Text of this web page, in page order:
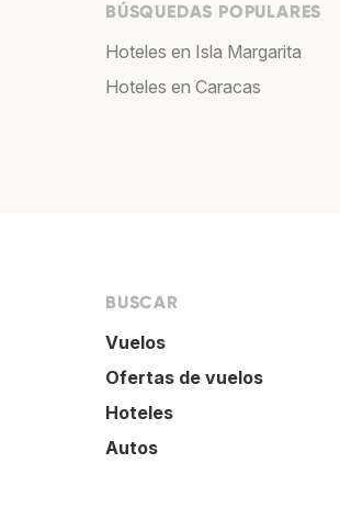
BÚSQUEDAS POPULARES
Hoteles en Isla Margarita
Hoteles en Caracas
BUSCAR
Vuelos
Ofertas de vuelos
Hoteles
Autos